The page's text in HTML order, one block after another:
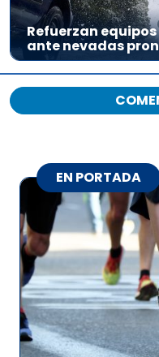
Refuerzan
ante nevadas
EN PORTADA